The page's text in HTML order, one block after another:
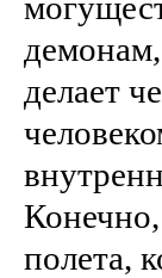
делает
Конечно,
полета,